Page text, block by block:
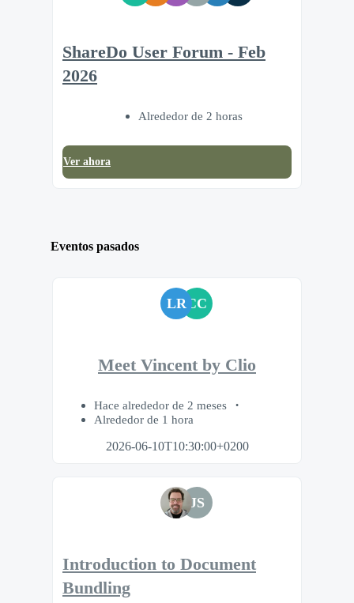
ShareDo User Forum - Feb
2026
Alrededor de 2 horas
Ver ahora
Eventos pasados
LR CC
Meet Vincent by Clio
Hace alrededor de 2 meses
Alrededor de 1 hora
2026-06-10T10:30:00+0200
JS
Introduction to Document
Bundling